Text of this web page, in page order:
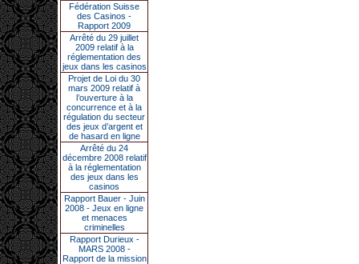
Fédération Suisse
des Casinos -
Rapport 2009
Arrêté du 29 juillet
2009 relatif à la
réglementation des
jeux dans les casinos
Projet de Loi du 30
mars 2009 relatif à
l’ouverture à la
concurrence et à la
régulation du secteur
des jeux d’argent et
de hasard en ligne
Arrêté du 24
décembre 2008 relatif
à la réglementation
des jeux dans les
casinos
Rapport Bauer - Juin
2008 - Jeux en ligne
et menaces
criminelles
Rapport Durieux -
MARS 2008 -
Rapport de la mission